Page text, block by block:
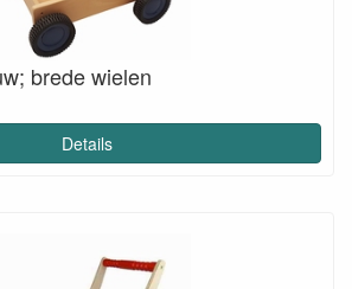
brede wielen
Details